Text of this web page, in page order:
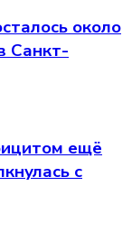
около
Санкт-
ещё
с